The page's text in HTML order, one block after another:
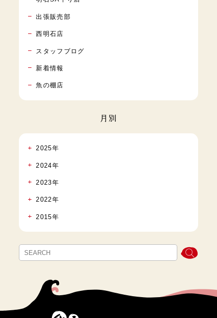
出張販売部
西明石店
スタッフブログ
新着情報
魚の棚店
月別
2025年
2024年
2023年
2022年
2015年